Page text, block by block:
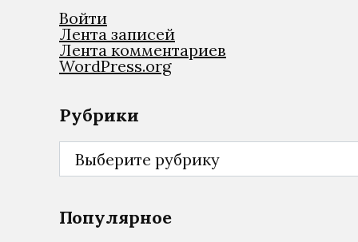
Войти
Лента записей
Лента комментариев
WordPress.org
Рубрики
Рубрики
Популярное